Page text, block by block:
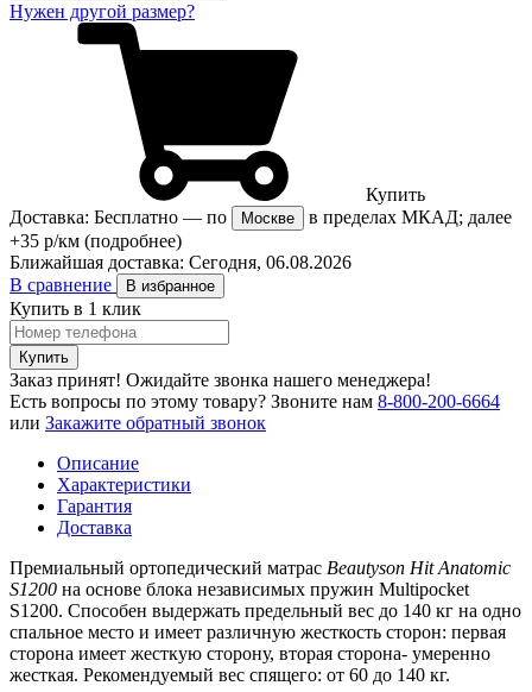
Нужен другой размер?
Купить
Доставка: Бесплатно — по Москве
в пределах МКАД; далее
+35 р/км (подробнее)
Ближайшая доставка: Сегодня, 06.08.2026
В сравнение
В избранное
Купить в 1 клик
Купить
Заказ принят! Ожидайте звонка нашего менеджера!
Есть вопросы по этому товару? Звоните нам 8-800-200-6664
или Закажите обратный звонок
Описание
Характеристики
Гарантия
Доставка
Премиальный ортопедический матрас Beautyson Hit Anatomic
S1200 на основе блока независимых пружин Multipocket
S1200. Способен выдержать предельный вес до 140 кг на одно
спальное место и имеет различную жесткость сторон: первая
сторона имеет жесткую сторону, вторая сторона- умеренно
жесткая. Рекомендуемый вес спящего: от 60 до 140 кг.